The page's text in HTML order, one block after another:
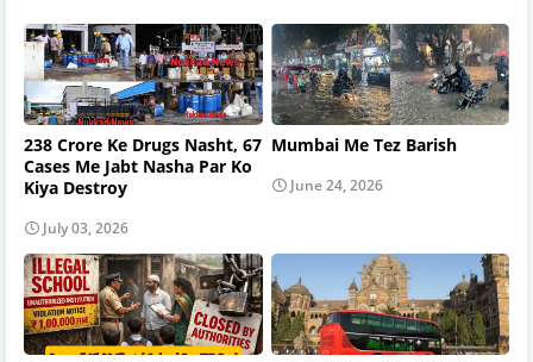
238 Crore Ke Drugs Nasht, 67
Cases Me Jabt Nasha Par Ko
Kiya Destroy
July 03, 2026
Mumbai Me Tez Barish
June 24, 2026